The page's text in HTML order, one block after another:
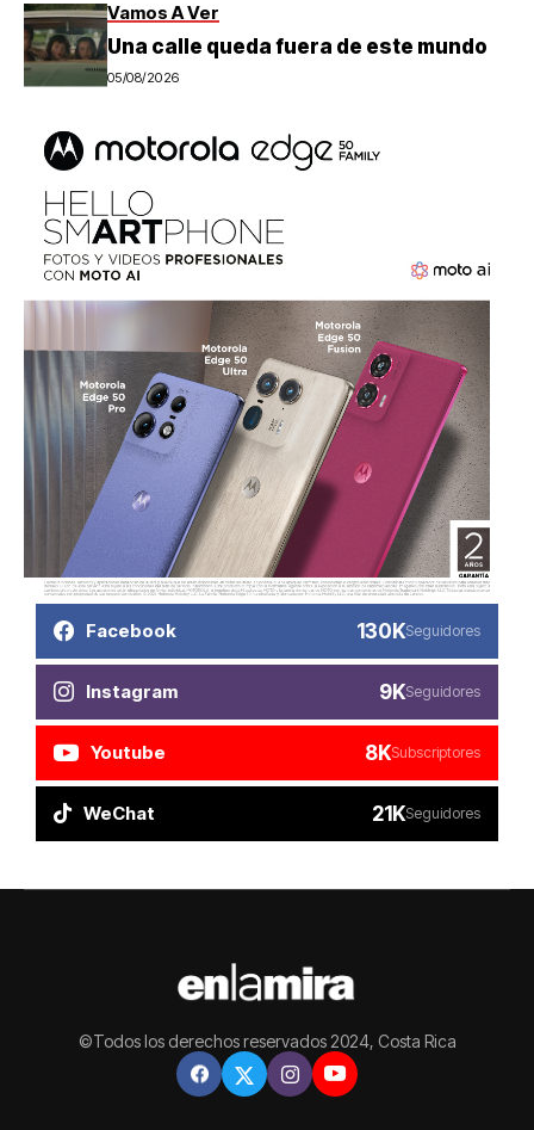
Vamos A Ver
Una calle queda fuera de este mundo
05/08/2026
Facebook 130KSeguidores
Instagram 9KSeguidores
Youtube 8KSubscriptores
WeChat 21KSeguidores
©Todos los derechos reservados 2024, Costa Rica